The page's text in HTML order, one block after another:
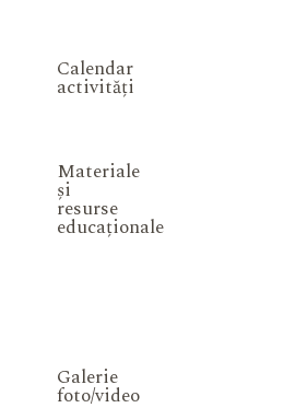
Calendar
activități
Materiale
și
resurse
educaționale
Galerie
foto/video